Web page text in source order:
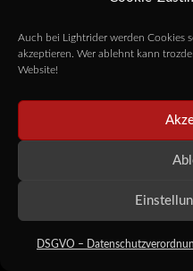
Auch bei Lightrider werden Cookies
akzeptieren. Wer ablehnt kann
Website!
DSGVO –